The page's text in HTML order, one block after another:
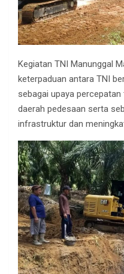
Kegiatan TNI Manunggal
keterpaduan antara TNI
sebagai upaya
daerah pedesaan serta
infrastruktur dan